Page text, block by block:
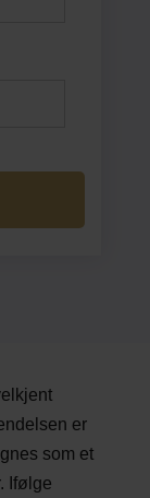
er
som et
Ifølge